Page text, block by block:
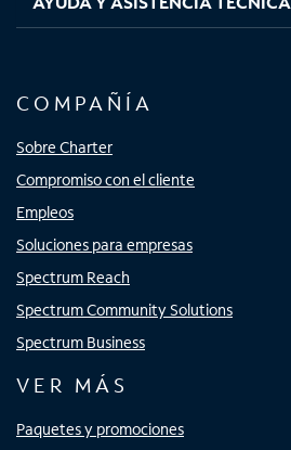
COMPAÑÍA
Sobre Charter
Compromiso con el cliente
Empleos
Soluciones para empresas
Spectrum Reach
Spectrum Community Solutions
Spectrum Business
VER MÁS
Paquetes y promociones